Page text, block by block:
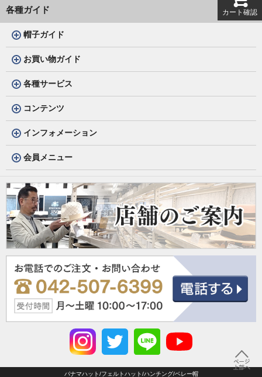
各種ガイド
帽子ガイド
お買い物ガイド
各種サービス
コンテンツ
インフォメーション
会員メニュー
パナマハット/フェルトハット/ハンチング/ベレー帽
カート確認